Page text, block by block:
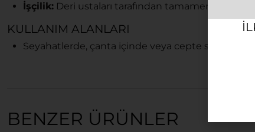
İşçilik: Deri ustaları tarafından tamamen el
KULLANIM ALANLARI
Seyahatlerde, çanta içinde veya cepte
BENZER ÜRÜNLER